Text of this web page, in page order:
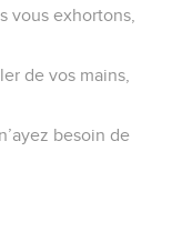
vous exhortons,
de vos mains,
besoin de